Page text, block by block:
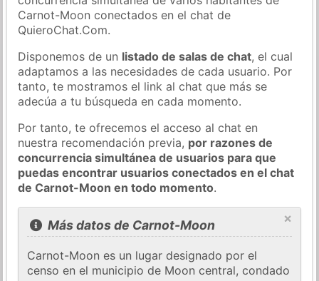
Carnot-Moon conectados en el chat de
QuieroChat.Com.
Disponemos de un listado de salas de chat, el cual
adaptamos a las necesidades de cada usuario. Por
tanto, te mostramos el link al chat que más se
adecúa a tu búsqueda en cada momento.
Por tanto, te ofrecemos el acceso al chat en
nuestra recomendación previa, por razones de
concurrencia simultánea de usuarios para que
puedas encontrar usuarios conectados en el chat
de Carnot-Moon en todo momento.
×
Más datos de Carnot-Moon
Carnot-Moon es un lugar designado por el
censo en el municipio de Moon central, condado